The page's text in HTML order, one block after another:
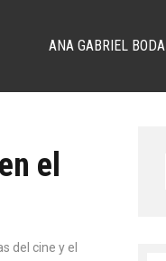
ANA GABRIEL BODA
el
del cine y el